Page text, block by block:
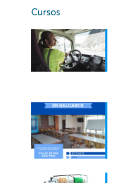
Cursos